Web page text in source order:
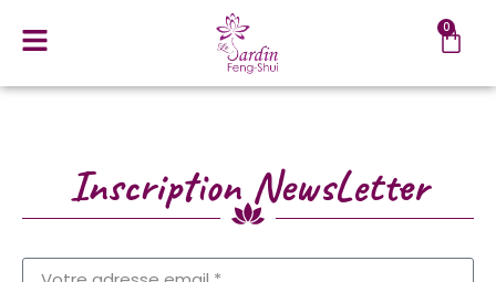
0
Inscription NewsLetter